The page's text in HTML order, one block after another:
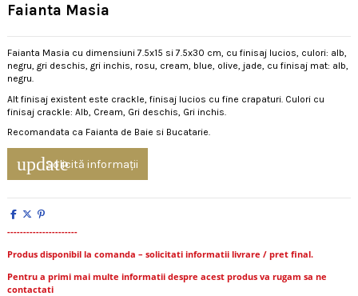
Faianta Masia
Faianta Masia cu dimensiuni 7.5x15 si 7.5x30 cm, cu finisaj lucios, culori: alb,
negru, gri deschis, gri inchis, rosu, cream, blue, olive, jade, cu finisaj mat: alb,
negru.
Alt finisaj existent este crackle, finisaj lucios cu fine crapaturi. Culori cu
finisaj crackle: Alb, Cream, Gri deschis, Gri inchis.
Recomandata ca Faianta de Baie si Bucatarie.
updateSolicită informații
----------------------
Produs disponibil la comanda – solicitati informatii livrare / pret final.
Pentru a primi mai multe informatii despre acest produs va rugam sa ne
contactati